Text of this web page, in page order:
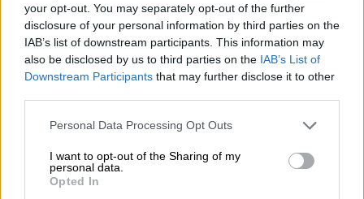
your opt-out. You may separately opt-out of the further
disclosure of your personal information by third parties on the
IAB’s list of downstream participants. This information may
also be disclosed by us to third parties on the IAB’s List of
Downstream Participants that may further disclose it to other
Please note that this website/app uses one or more Google
not limited to your visit or usage behaviour. You may click to
grant or deny consent to Google and its third-party tags to
use your data for below specified purposes in below Google
Personal Data Processing Opt Outs
I want to opt-out of the Sharing of my
personal data.
Opted In
Όπωςαναφέρουν κύκλοι του περιφερειάρχη
στοethnos.gr, χωρίς να του παρουσιάσουν οι
Τούρκοι κάποιο συγκεκριμένο λόγο, από
τότε του αρνούνται την είσοδο στη χώρα και
τονέχουν οδηγήσει σε ένα γραφείο.
Τζιτζικώστα, το μείζον θέμα έχει φτάσει σε
πολύ υψηλά επίπεδα, τόσο στην